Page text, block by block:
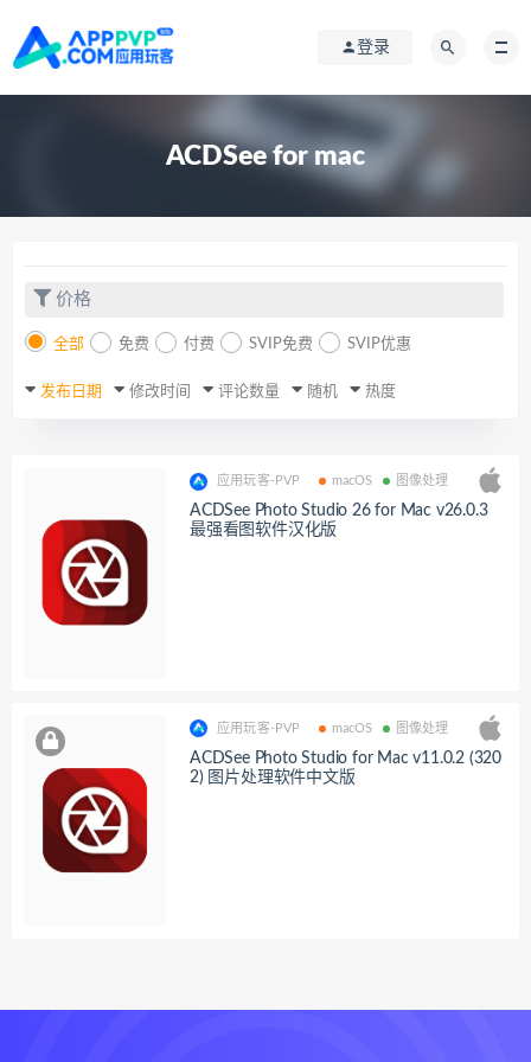
登录
ACDSee for mac
价格
全部 免费 付费 SVIP免费 SVIP优惠
发布日期 修改时间 评论数量 随机 热度
应用玩客-PVP macOS 图像处理
ACDSee Photo Studio 26 for Mac v26.0.3
最强看图软件汉化版
应用玩客-PVP macOS 图像处理
ACDSee Photo Studio for Mac v11.0.2 (320
2) 图片处理软件中文版